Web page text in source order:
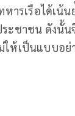
ารเรือได้เน้น
ะชาชน ดังนั้
ให้เป็นแบบอย่